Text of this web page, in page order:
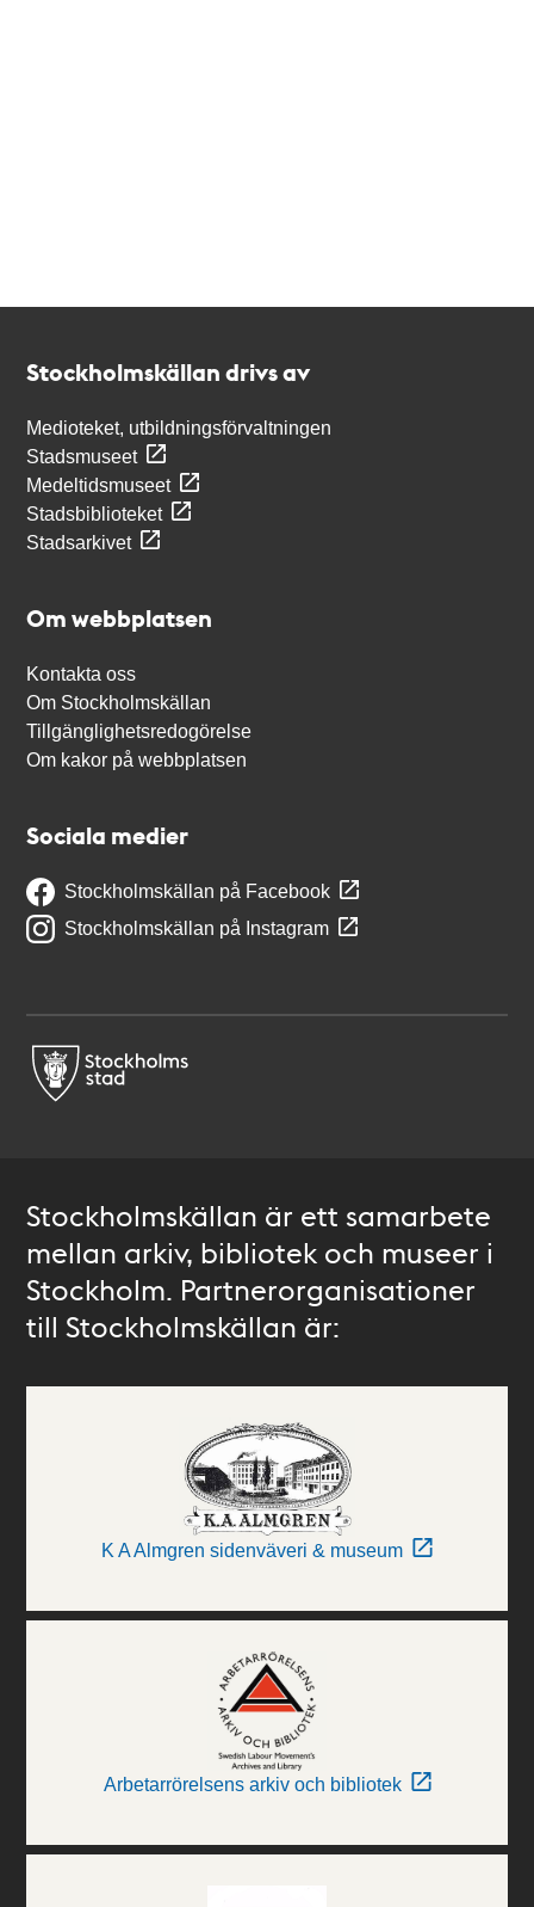
Stockholmskällan drivs av
Medioteket, utbildningsförvaltningen
Stadsmuseet
Medeltidsmuseet
Stadsbiblioteket
Stadsarkivet
Om webbplatsen
Kontakta oss
Om Stockholmskällan
Tillgänglighetsredogörelse
Om kakor på webbplatsen
Sociala medier
Stockholmskällan på Facebook
Stockholmskällan på Instagram
Stockholmskällan är ett samarbete
mellan arkiv, bibliotek och museer i
Stockholm. Partnerorganisationer
till Stockholmskällan är:
K A Almgren sidenväveri & museum
Arbetarrörelsens arkiv och bibliotek